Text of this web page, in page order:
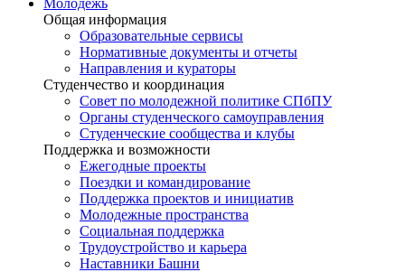
Общая информация
Образовательные сервисы
Нормативные документы и отчеты
Направления и кураторы
Студенчество и координация
Совет по молодежной политике СПбПУ
Органы студенческого самоуправления
Студенческие сообщества и клубы
Поддержка и возможности
Ежегодные проекты
Поездки и командирование
Поддержка проектов и инициатив
Молодежные пространства
Социальная поддержка
Трудоустройство и карьера
Наставники Башни